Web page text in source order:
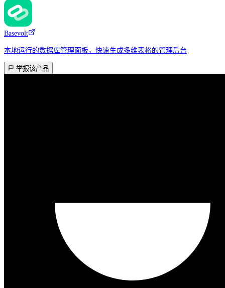
Basevolt
本地运行的数据库管理面板，快速生成多维表格的管理后台
举报该产品